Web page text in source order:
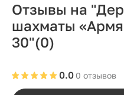
Отзывы на
шахматы
30"(0)
0 отзывов
0.0